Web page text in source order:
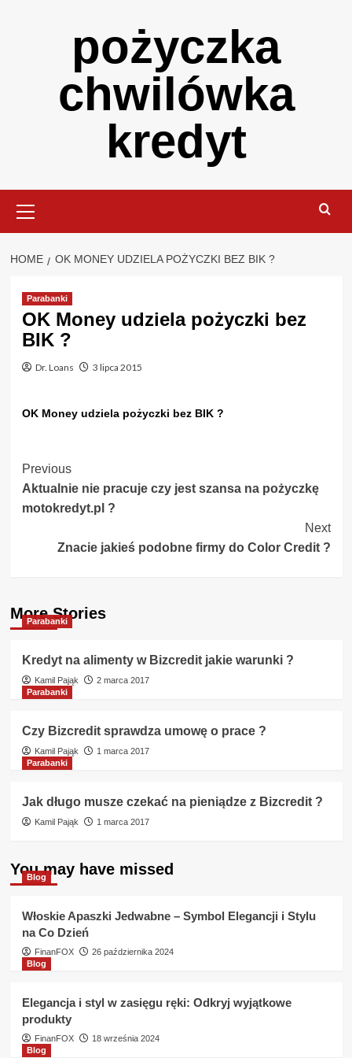
pożyczka
chwilówka
kredyt
Menu
HOME OK MONEY UDZIELA POŻYCZKI BEZ BIK ?
Parabanki
OK Money udziela pożyczki bez
BIK ?
Dr. Loans 3 lipca 2015
OK Money udziela pożyczki bez BIK ?
Post
Navigation
Previous
Aktualnie nie pracuje czy jest szansa na pożyczkę
motokredyt.pl ?
Next
Znacie jakieś podobne firmy do Color Credit ?
More Stories
Parabanki
Kredyt na alimenty w Bizcredit jakie warunki ?
Kamil Pająk
2 marca 2017
Parabanki
Czy Bizcredit sprawdza umowę o prace ?
Kamil Pająk
1 marca 2017
Parabanki
Jak długo musze czekać na pieniądze z Bizcredit ?
Kamil Pająk 1 marca 2017
You may have missed
Blog
Włoskie Apaszki Jedwabne – Symbol Elegancji i Stylu
na Co Dzień
FinanFOX
26 października 2024
Blog
Elegancja i styl w zasięgu ręki: Odkryj wyjątkowe
produkty
FinanFOX
18 września 2024
Blog